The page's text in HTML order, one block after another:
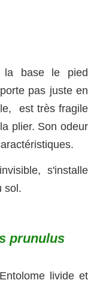
la base le pied
pas juste en
est très fragile
plier. Son odeur
s'installe
sol.
prunulus
livide et